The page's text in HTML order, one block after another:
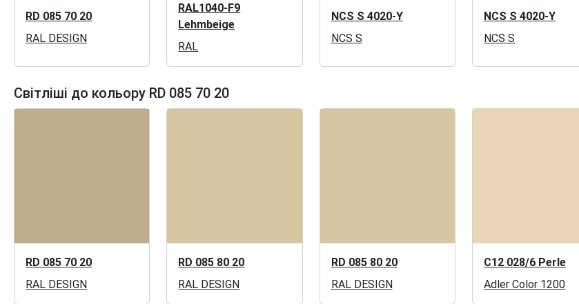
RD 085 70 20
RAL DESIGN
RAL1040-F9
Lehmbeige
RAL
NCS S 4020-Y
NCS S
NCS S 4020-Y
NCS S
Світліші до кольору RD 085 70 20
RD 085 70 20
RAL DESIGN
RD 085 80 20
RAL DESIGN
RD 085 80 20
RAL DESIGN
C12 028/6 Perle
Adler Color 1200